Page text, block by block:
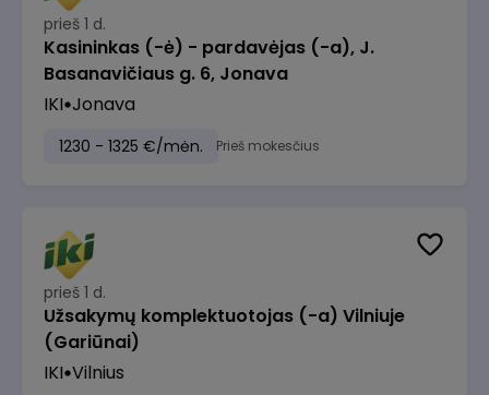
prieš 1 d.
Kasininkas (-ė) - pardavėjas (-a), J.
Basanavičiaus g. 6, Jonava
IKI Jonava
1230 - 1325 €/mėn. Prieš mokesčius
prieš 1 d.
Užsakymų komplektuotojas (-a) Vilniuje
(Gariūnai)
IKI Vilnius